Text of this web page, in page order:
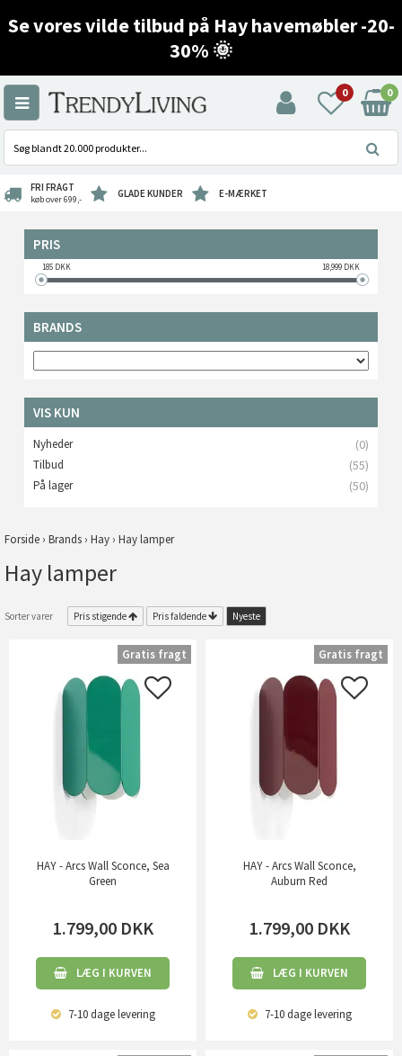
Se vores vilde tilbud på Hay havemøbler -20-
30% 🌞
0 0
FRI FRAGT
køb over 699,- GLADE KUNDER E-MÆRKET
PRIS
185DKK 18,999DKK
BRANDS
VIS KUN
Nyheder (0)
Tilbud (55)
På lager (50)
Forside › Brands › Hay › Hay lamper
Hay lamper
Sorter varer Pris stigende Pris faldende Nyeste
HAY - Arcs Wall Sconce, Sea
Green
1.799,00 DKK
LÆG I KURVEN
7-10 dagelevering
Gratis fragt
HAY - Arcs Wall Sconce,
Auburn Red
1.799,00 DKK
LÆG I KURVEN
7-10 dagelevering
Gratis fragt